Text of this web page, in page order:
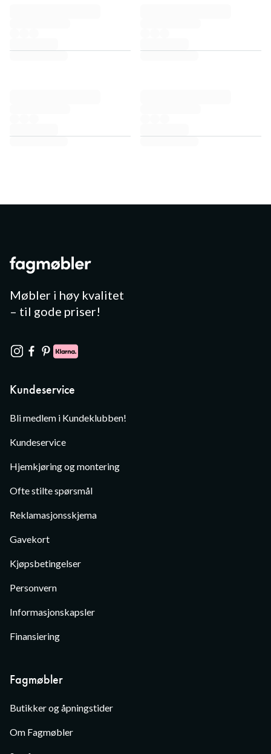
Møbler i høy kvalitet
– til gode priser!
Kundeservice
Bli medlem i Kundeklubben!
Kundeservice
Hjemkjøring og montering
Ofte stilte spørsmål
Reklamasjonsskjema
Gavekort
Kjøpsbetingelser
Personvern
Informasjonskapsler
Finansiering
Fagmøbler
Butikker og åpningstider
Om Fagmøbler